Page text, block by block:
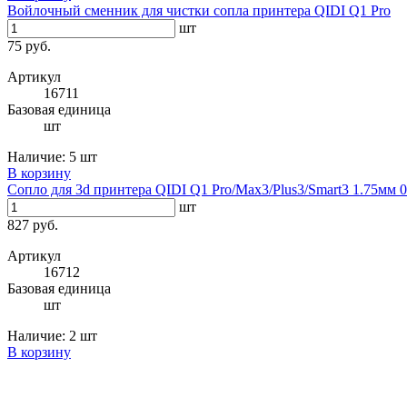
Войлочный сменник для чистки сопла принтера QIDI Q1 Pro
шт
75 руб.
Артикул
16711
Базовая единица
шт
Наличие: 5 шт
В корзину
Сопло для 3d принтера QIDI Q1 Pro/Max3/Plus3/Smart3 1.75мм
шт
827 руб.
Артикул
16712
Базовая единица
шт
Наличие: 2 шт
В корзину